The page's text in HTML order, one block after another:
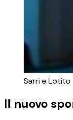
Sarri e Lotito
Il nuovo